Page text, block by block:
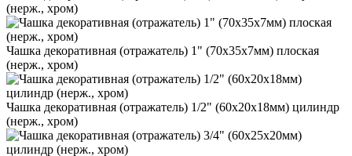
(нерж., хром)
Чашка декоративная (отражатель) 1" (70х35х7мм) плоская
(нерж., хром)
Чашка декоративная (отражатель) 1/2" (60х20х18мм) цилиндр
(нерж., хром)